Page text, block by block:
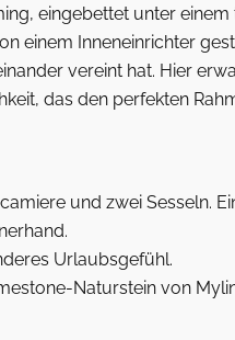
eingebettet unter
einem Inneneinrichter
vereint hat. Hier
das den perfekten
und zwei Sesseln.
Urlaubsgefühl.
Naturstein von